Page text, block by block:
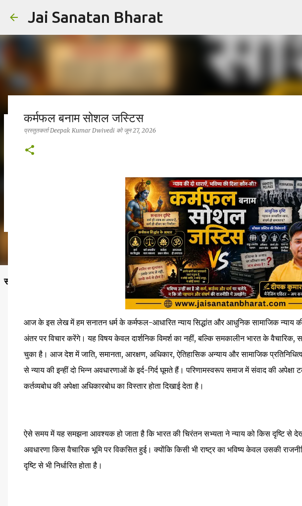
Jai Sanatan Bharat
सनातन विचार ही वह प्रकाश है, जहाँ से जीवन, धर्म और कर्तव्य—तीनों का सत्य प्रकट होता है।
हिंदू होने का अर्थ : नर से नारायण बनने की यात्रा
प्रस्तुतकर्ता
कर्मफल बनाम सोशल जस्टिस
प्रस्तुतकर्ताDeepak Kumar Dwivedi कोजून 27, 2026
आज के इस लेख में हम सनातन धर्म के कर्मफल-आधारित न्याय सिद्धांत और आधुनिक सामाजिक न्याय
अंतर पर विचार करेंगे। यह विषय केवल दार्शनिक विमर्श का नहीं, बल्कि समकालीन भारत के वैचारिक,
चुका है। आज देश में जाति, समानता, आरक्षण, अधिकार, ऐतिहासिक अन्याय और सामाजिक
से न्याय की इन्हीं दो भिन्न अवधारणाओं के इर्द-गिर्द घूमते हैं। परिणामस्वरूप समाज में संवाद की अपेक्षा
कर्तव्यबोध की अपेक्षा अधिकारबोध का विस्तार होता दिखाई देता है।
ऐसे समय में यह समझना आवश्यक हो जाता है कि भारत की चिरंतन सभ्यता ने न्याय को किस दृष्टि से
अवधारणा किस वैचारिक भूमि पर विकसित हुई। क्योंकि किसी भी राष्ट्र का भविष्य केवल उसकी
दृष्टि से भी निर्धारित होता है।